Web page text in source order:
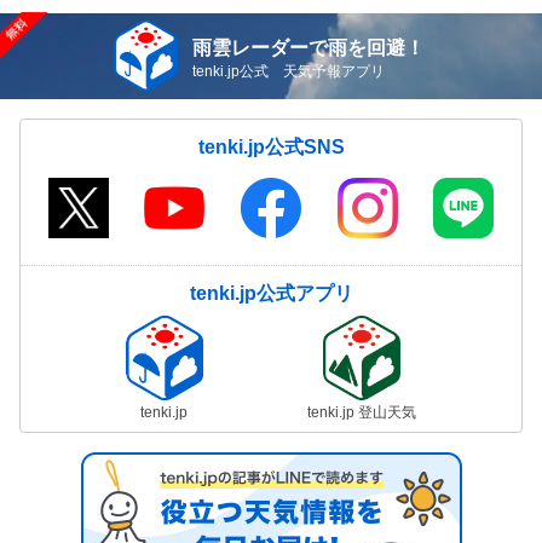
雨雲レーダーで雨を回避！
tenki.jp公式 天気予報アプリ
tenki.jp公式SNS
tenki.jp公式アプリ
tenki.jp tenki.jp 登山天気